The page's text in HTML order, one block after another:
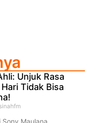
Unjuk Rasa
Tidak Bisa
Sony Maulana